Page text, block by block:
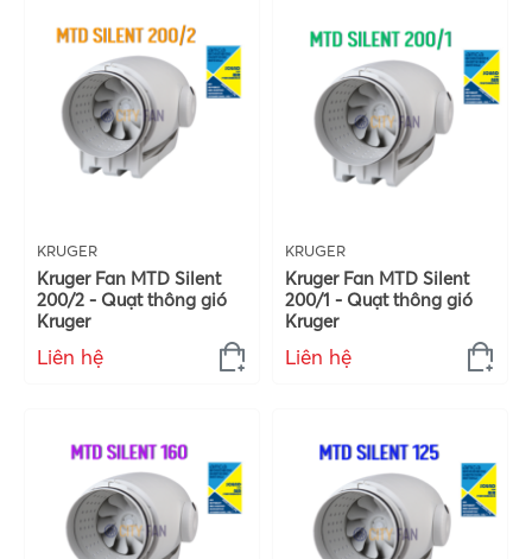
KRUGER
Kruger Fan MTD Silent
200/2 - Quạt thông gió
Kruger
Liên hệ
KRUGER
Kruger Fan MTD Silent
200/1 - Quạt thông gió
Kruger
Liên hệ